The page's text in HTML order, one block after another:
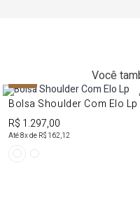
Você
Bolsa Shoulder Com Elo Lp
R$ 1.297,00
Até8x de R$ 162,12